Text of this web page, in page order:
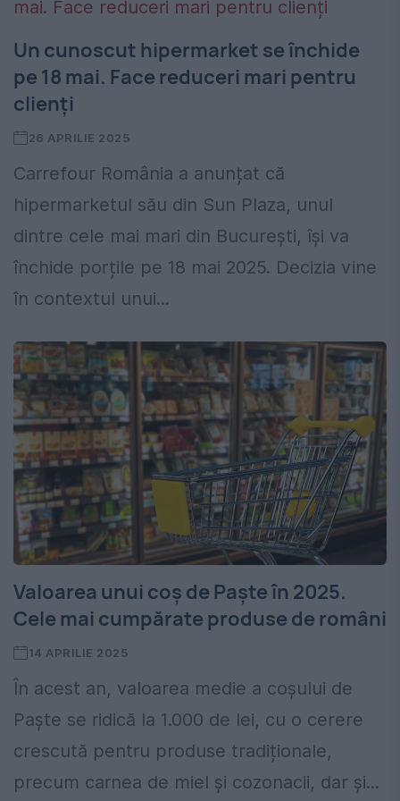
Un cunoscut hipermarket se închide
pe 18 mai. Face reduceri mari pentru
clienți
26 APRILIE 2025
Carrefour România a anunțat că
hipermarketul său din Sun Plaza, unul
dintre cele mai mari din București, își va
închide porțile pe 18 mai 2025. Decizia vine
în contextul unui...
Valoarea unui coș de Paște în 2025.
Cele mai cumpărate produse de români
14 APRILIE 2025
În acest an, valoarea medie a coșului de
Paște se ridică la 1.000 de lei, cu o cerere
crescută pentru produse tradiționale,
precum carnea de miel și cozonacii, dar și...